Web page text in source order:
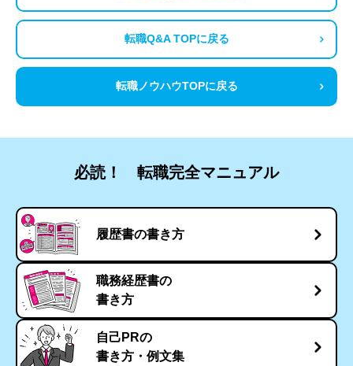
転職Q&A TOPに戻る
転職ノウハウTOPに戻る
必読！ 転職完全マニュアル
履歴書の書き方
職務経歴書の
書き方
自己PRの
書き方・例文集